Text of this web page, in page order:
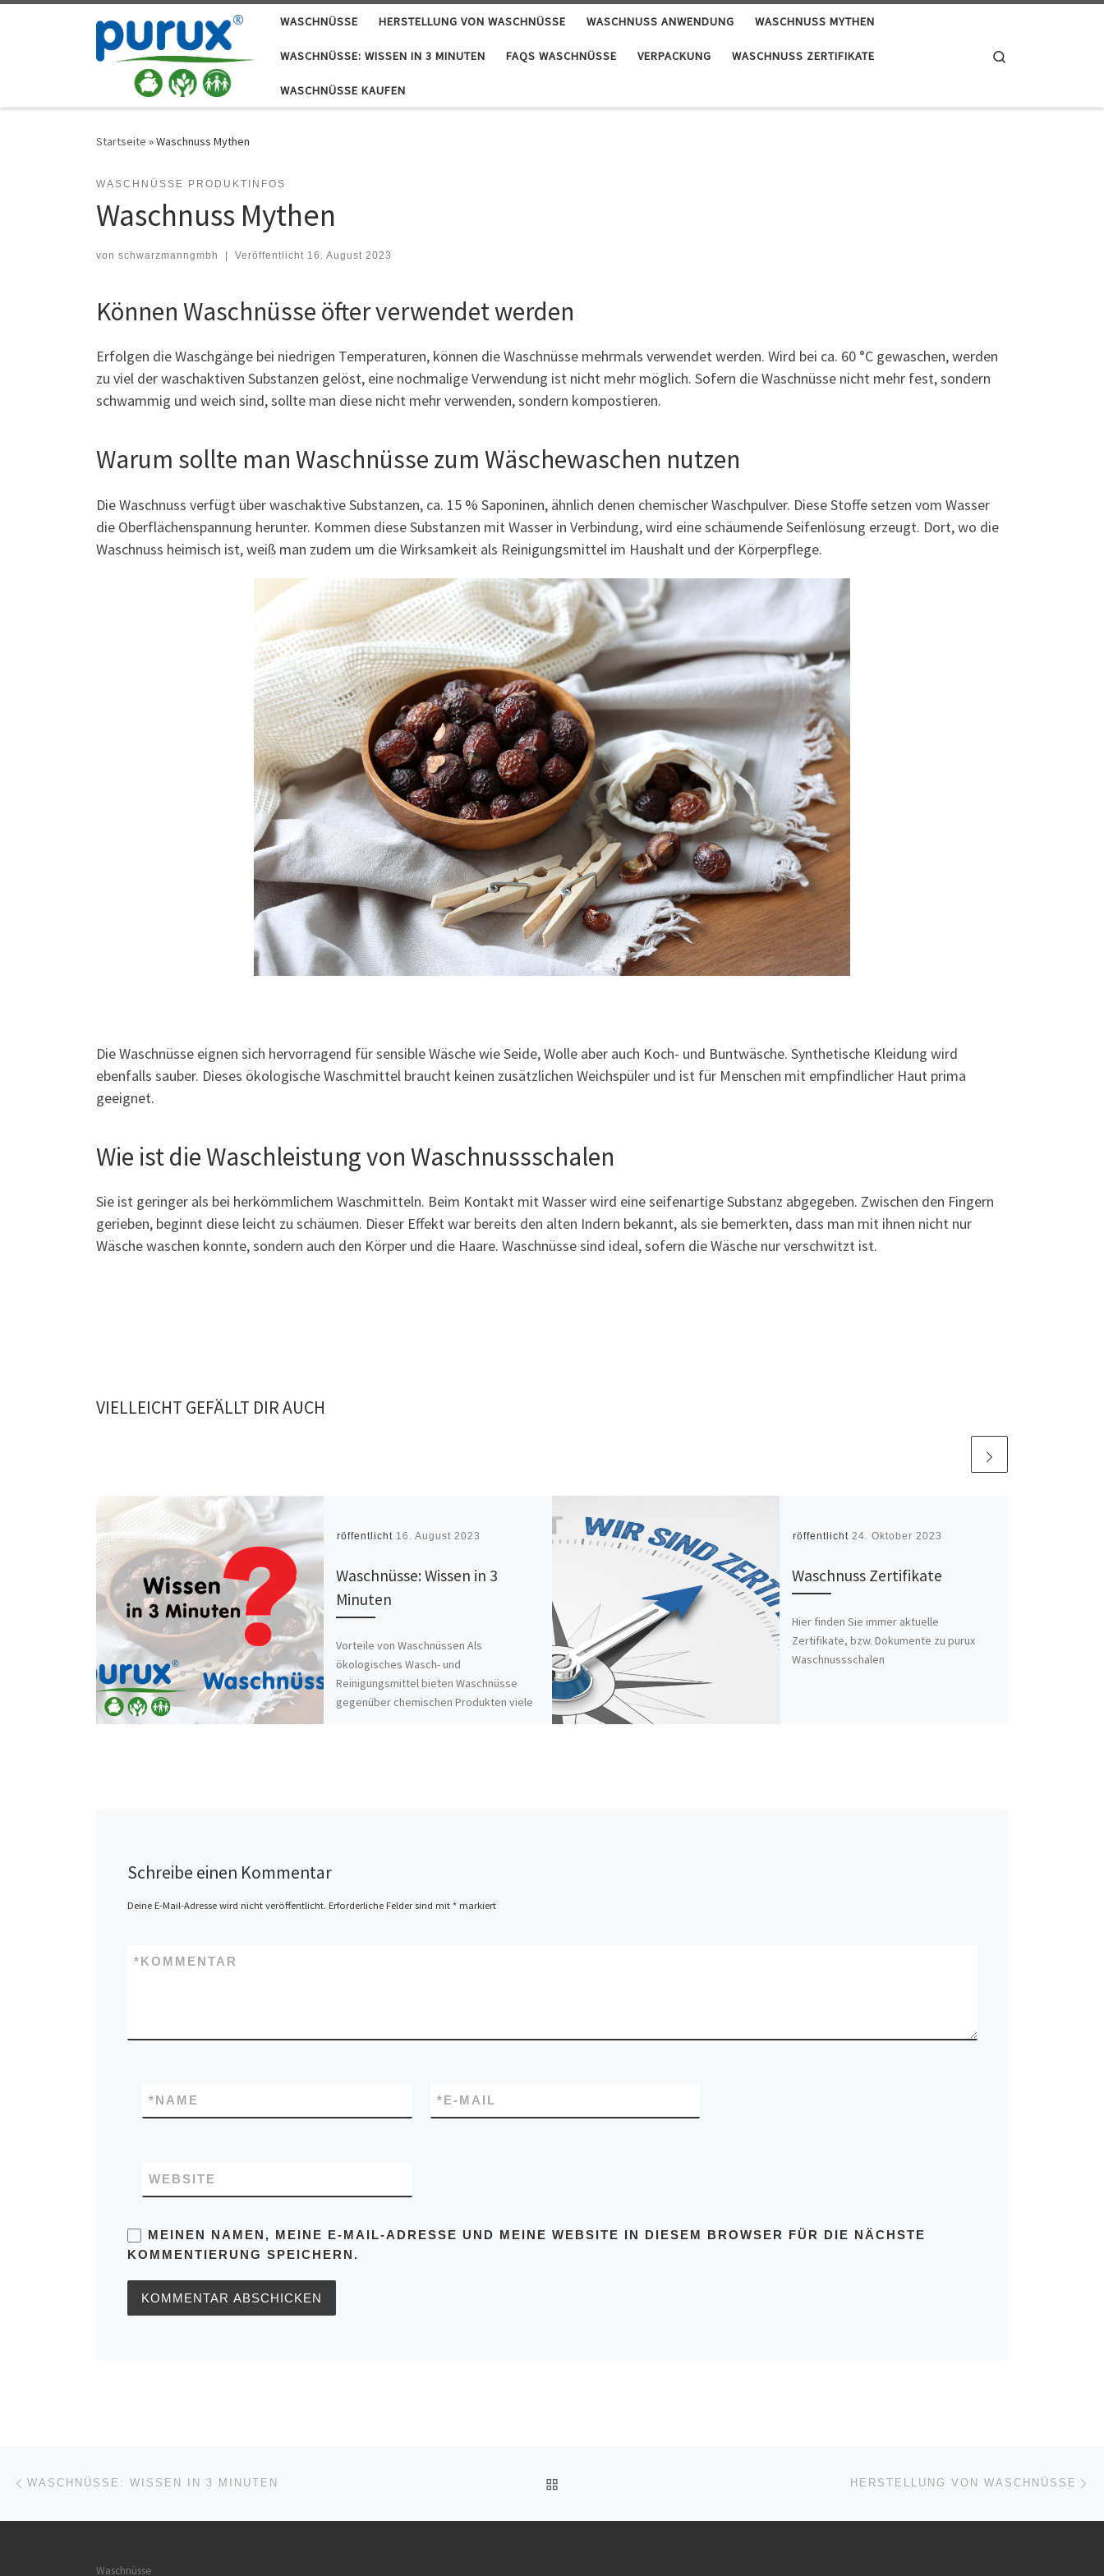
Zum Inhalt springen WASCHNÜSSE HERSTELLUNG VON WASCHNÜSSE WASCHNUSS ANWENDUNG WASCHNUSS MYTHEN
WASCHNÜSSE: WISSEN IN 3 MINUTEN FAQS WASCHNÜSSE VERPACKUNG WASCHNUSS ZERTIFIKATE
WASCHNÜSSE KAUFEN
Startseite »Waschnuss Mythen
WASCHNÜSSE PRODUKTINFOS
Waschnuss Mythen
von schwarzmanngmbh | Veröffentlicht 16. August 2023
Können Waschnüsse öfter verwendet werden
Erfolgen die Waschgänge bei niedrigen Temperaturen, können die Waschnüsse mehrmals verwendet werden. Wird bei ca. 60 °C gewaschen, werden
zu viel der waschaktiven Substanzen gelöst, eine nochmalige Verwendung ist nicht mehr möglich. Sofern die Waschnüsse nicht mehr fest, sondern
schwammig und weich sind, sollte man diese nicht mehr verwenden, sondern kompostieren.
Warum sollte man Waschnüsse zum Wäschewaschen nutzen
Die Waschnuss verfügt über waschaktive Substanzen, ca. 15 % Saponinen, ähnlich denen chemischer Waschpulver. Diese Stoffe setzen vom Wasser
die Oberflächenspannung herunter. Kommen diese Substanzen mit Wasser in Verbindung, wird eine schäumende Seifenlösung erzeugt. Dort, wo die
Waschnuss heimisch ist, weiß man zudem um die Wirksamkeit als Reinigungsmittel im Haushalt und der Körperpflege.
Die Waschnüsse eignen sich hervorragend für sensible Wäsche wie Seide, Wolle aber auch Koch- und Buntwäsche. Synthetische Kleidung wird
ebenfalls sauber. Dieses ökologische Waschmittel braucht keinen zusätzlichen Weichspüler und ist für Menschen mit empfindlicher Haut prima
geeignet.
Wie ist die Waschleistung von Waschnussschalen
Sie ist geringer als bei herkömmlichem Waschmitteln. Beim Kontakt mit Wasser wird eine seifenartige Substanz abgegeben. Zwischen den Fingern
gerieben, beginnt diese leicht zu schäumen. Dieser Effekt war bereits den alten Indern bekannt, als sie bemerkten, dass man mit ihnen nicht nur
Wäsche waschen konnte, sondern auch den Körper und die Haare. Waschnüsse sind ideal, sofern die Wäsche nur verschwitzt ist.
VIELLEICHT GEFÄLLT DIR AUCH
Veröffentlicht 16. August 2023
Waschnüsse: Wissen in 3
Minuten
Vorteile von Waschnüssen Als
ökologisches Wasch- und
Reinigungsmittel bieten Waschnüsse
gegenüber chemischen Produkten viele
Veröffentlicht 24. Oktober 2023
Waschnuss Zertifikate
Hier finden Sie immer aktuelle
Zertifikate, bzw. Dokumente zu purux
Waschnussschalen
Schreibe einen Kommentar
Deine E-Mail-Adresse wird nicht veröffentlicht. Erforderliche Felder sind mit *markiert
KOMMENTAR
*
NAME
* E-MAIL
*
WEBSITE
MEINEN NAMEN, MEINE E-MAIL-ADRESSE UND MEINE WEBSITE IN DIESEM BROWSER FÜR DIE NÄCHSTE
KOMMENTIERUNG SPEICHERN.
Beitragsnavigation
WASCHNÜSSE: WISSEN IN 3 MINUTEN HERSTELLUNG VON WASCHNÜSSE
Waschnüsse